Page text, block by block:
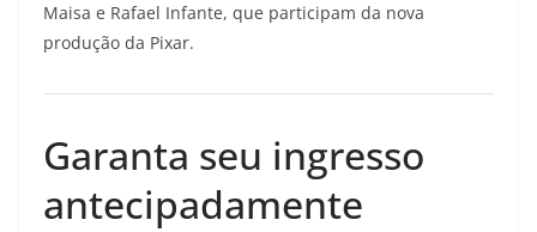
Maisa e Rafael Infante, que participam da nova
produção da Pixar.
Garanta seu ingresso
antecipadamente